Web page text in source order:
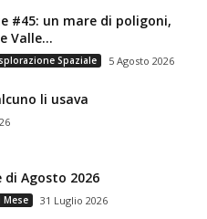
#45: un mare di poligoni,
Valle...
Spaziale 5 Agosto 2026
li usava
di Agosto 2026
31 Luglio 2026